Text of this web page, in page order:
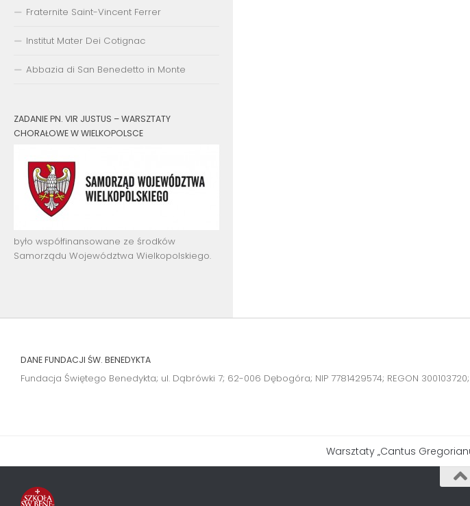
Fraternite Saint-Vincent Ferrer
Institut Mater Dei Cotignac
Abbazia di San Benedetto in Monte
ZADANIE PN. VIR JUSTUS – WARSZTATY
CHORAŁOWE W WIELKOPOLSCE
było współfinansowane ze środków
Samorządu Województwa Wielkopolskiego.
DANE FUNDACJI ŚW. BENEDYKTA
Fundacja Świętego Benedykta; ul. Dąbrówki 7; 62-006 Dębogóra; NIP 7781429574; REGON
Warsztaty „Cantus